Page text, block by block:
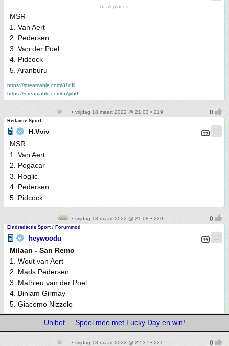
of all places
MSR
1. Van Aert
2. Pedersen
3. Van der Poel
4. Pidcock
5. Aranburu
https://streamable.com/81ofli
https://streamable.com/n7jvb0
• vrijdag 18 maart 2022 @ 21:03 • 219
Redactie Sport
H.Vviv
MSR
1. Van Aert
2. Pogacar
3. Roglic
4. Pedersen
5. Pidcock
• vrijdag 18 maart 2022 @ 21:08 • 220
Eindredactie Sport / Forummod
heywoodu
Milaan - San Remo
1. Wout van Aert
2. Mads Pedersen
3. Mathieu van der Poel
4. Biniam Girmay
5. Giacomo Nizzolo
Unibet Speel mee met Lucky Day en win!
• vrijdag 18 maart 2022 @ 22:37 • 221